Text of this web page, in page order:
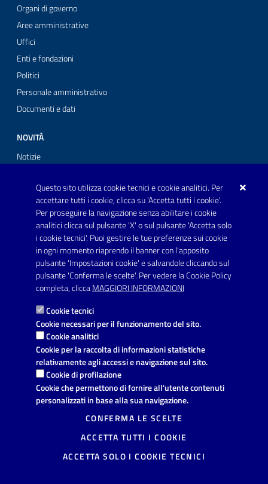
Questo sito utilizza cookie tecnici e cookie analitici. Per
accettare tutti i cookie, clicca su 'Accetta tutti i cookie'.
Per proseguire la navigazione senza abilitare i cookie
analitici clicca sul pulsante 'X' o sul pulsante 'Accetta solo
i cookie tecnici'. Puoi gestire le tue preferenze sui cookie
in ogni momento riaprendo il banner con l'apposito
pulsante 'Impostazioni cookie' e salvandole cliccando sul
pulsante 'Conferma le scelte'. Per vedere la Cookie Policy
completa, cliccaMAGGIORI INFORMAZIONI
Cookie tecnici
Cookie necessari per il funzionamento del sito.
Cookie analitici
Cookie per la raccolta di informazioni statistiche
relativamente agli accessi e navigazione sul sito.
Cookie di profilazione
Cookie che permettono di fornire all'utente contenuti
personalizzati in base alla sua navigazione.
CONFERMA LE SCELTE
ACCETTA TUTTI I COOKIE
ACCETTA SOLO I COOKIE TECNICI
Organi di governo
Aree amministrative
Uffici
Enti e fondazioni
Politici
Personale amministrativo
Documenti e dati
NOVITÀ
Notizie
Avvisi
SERVIZI
Elenco servizi
VIVERE IL COMUNE
Luoghi
Eventi
AMMINISTRAZIONE TRASPARENTE
I dati personali pubblicati sono riutilizzabili solo alle condizioni
previste dalla direttiva comunitaria 2003/98/CE e dal d.lgs.
36/2006
Comune di Avetrana
Provincia di Taranto
Via Vittorio Emanuele, 19, 74020